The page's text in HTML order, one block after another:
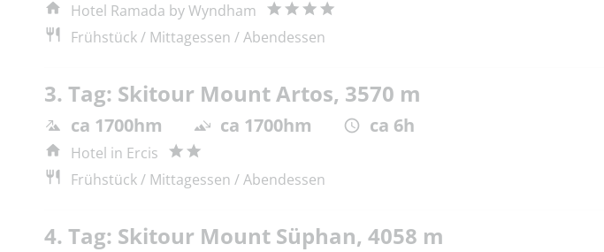
Hotel Ramada by Wyndham
Frühstück / Mittagessen / Abendessen
3. Tag: Skitour Mount Artos, 3570 m
ca 1700hm ca 1700hm ca 6h
Hotel in Ercis
Frühstück / Mittagessen / Abendessen
4. Tag: Skitour Mount Süphan, 4058 m